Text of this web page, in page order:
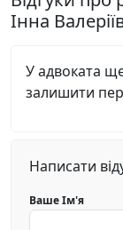
Інна
У адвоката
залишити
Написати
Ваше Ім'я